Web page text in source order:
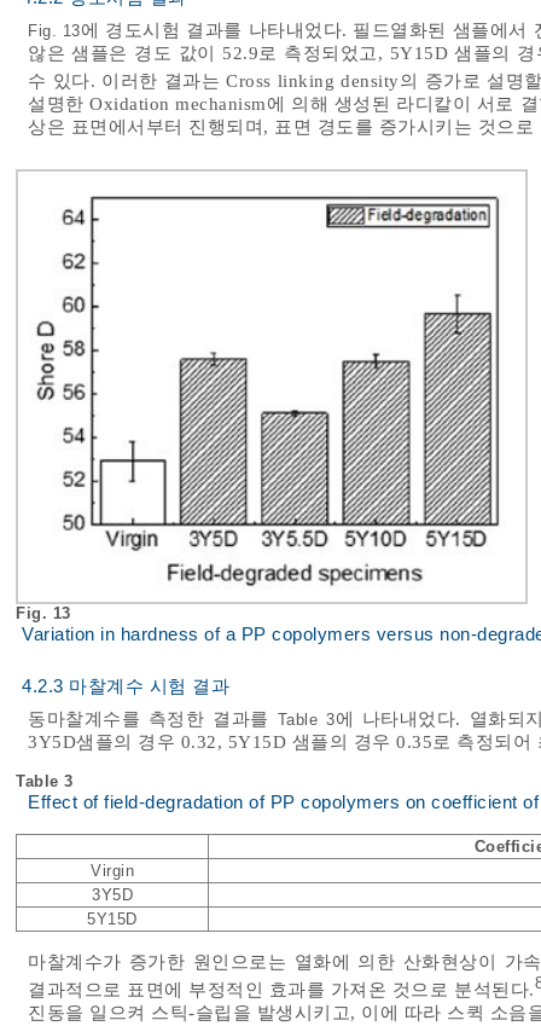
Fig. 13에 경도시험 결과를 나타내었다. 필드열화된 샘플에
않은 샘플은 경도 값이 52.9로 측정되었고, 5Y15D 샘플의
수 있다. 이러한 결과는 Cross linking density의 증가로 설명
설명한 Oxidation mechanism에 의해 생성된 라디칼이 서로
상은 표면에서부터 진행되며, 표면 경도를 증가시키는 것으로
Fig. 13
Variation in hardness of a PP copolymers versus non-
4.2.3 마찰계수 시험 결과
동마찰계수를 측정한 결과를 Table 3에 나타내었다. 열화되
3Y5D샘플의 경우 0.32, 5Y15D 샘플의 경우 0.35로 측정되어
Table 3
Effect of field-degradation of PP copolymers on coefficient
Virgin
3Y5D
5Y15D
마찰계수가 증가한 원인으로는 열화에 의한 산화현상이 가
결과적으로 표면에 부정적인 효과를 가져온 것으로 분석된다.
진동을 일으켜 스틱-슬립을 발생시키고, 이에 따라 스퀵 소음